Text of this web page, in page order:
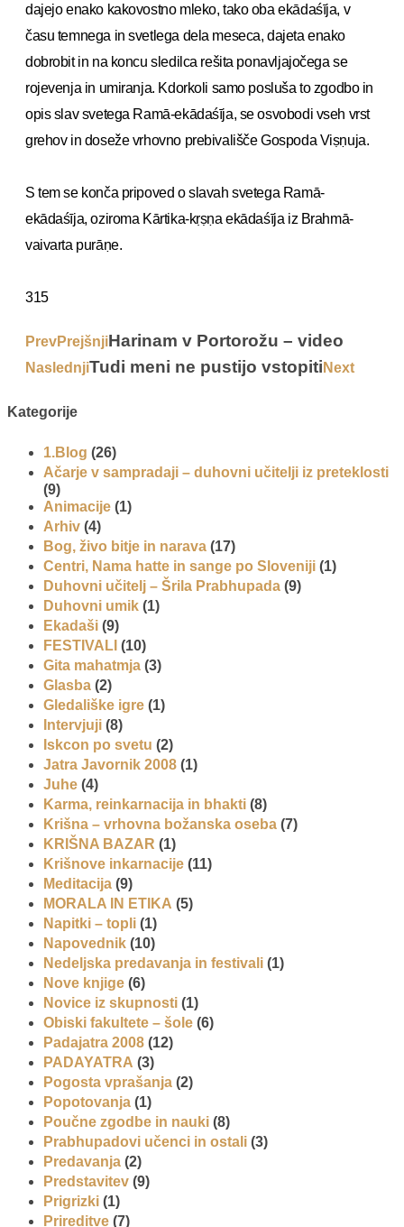
dajejo enako kakovostno mleko, tako oba ekādaśīja, v
času temnega in svetlega dela meseca, dajeta enako
dobrobit in na koncu sledilca rešita ponavljajočega se
rojevenja in umiranja. Kdorkoli samo posluša to zgodbo in
opis slav svetega Ramā-ekādaśīja, se osvobodi vseh vrst
grehov in doseže vrhovno prebivališče Gospoda Viṣṇuja.
S tem se konča pripoved o slavah svetega Ramā-
ekādaśīja, oziroma Kārtika-kṛṣṇa ekādaśīja iz Brahmā-
vaivarta purāṇe.
315
PrevPrejšnjiHarinam v Portorožu – video
NaslednjiTudi meni ne pustijo vstopiti Next
Kategorije
1.Blog (26)
Ačarje v sampradaji – duhovni učitelji iz preteklosti
(9)
Animacije (1)
Arhiv (4)
Bog, živo bitje in narava (17)
Centri, Nama hatte in sange po Sloveniji (1)
Duhovni učitelj – Šrila Prabhupada (9)
Duhovni umik (1)
Ekadaši (9)
FESTIVALI (10)
Gita mahatmja (3)
Glasba (2)
Gledališke igre (1)
Intervjuji (8)
Iskcon po svetu (2)
Jatra Javornik 2008 (1)
Juhe (4)
Karma, reinkarnacija in bhakti (8)
Krišna – vrhovna božanska oseba (7)
KRIŠNA BAZAR (1)
Krišnove inkarnacije (11)
Meditacija (9)
MORALA IN ETIKA (5)
Napitki – topli (1)
Napovednik (10)
Nedeljska predavanja in festivali (1)
Nove knjige (6)
Novice iz skupnosti (1)
Obiski fakultete – šole (6)
Padajatra 2008 (12)
PADAYATRA (3)
Pogosta vprašanja (2)
Popotovanja (1)
Poučne zgodbe in nauki (8)
Prabhupadovi učenci in ostali (3)
Predavanja (2)
Predstavitev (9)
Prigrizki (1)
Prireditve (7)